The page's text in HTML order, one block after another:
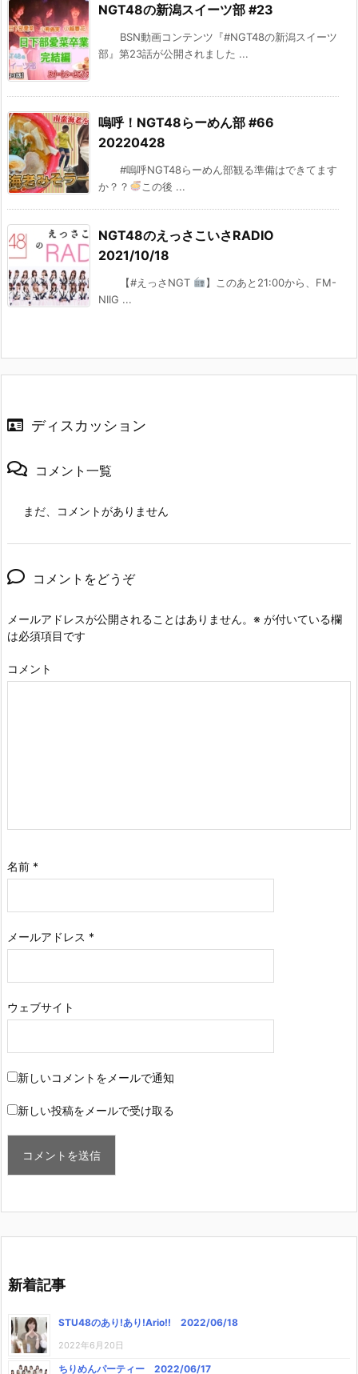
NGT48の新潟スイーツ部 #23
BSN動画コンテンツ『#NGT48の新潟スイーツ
部』第23話が公開されました ...
嗚呼！NGT48らーめん部 #66
20220428
#嗚呼NGT48らーめん部観る準備はできてます
か？？
この後 ...
NGT48のえっさこいさRADIO
2021/10/18
【#えっさNGT
】このあと21:00から、FM-
NIIG ...
ディスカッション
コメント一覧
まだ、コメントがありません
コメントをどうぞ
メールアドレスが公開されることはありません。 ※ が付いている欄
は必須項目です
コメント
名前 *
メールアドレス *
ウェブサイト
新しいコメントをメールで通知
新しい投稿をメールで受け取る
新着記事
STU48のあり!あり!Ario!! 2022/06/18
2022年6月20日
ちりめんパーティー 2022/06/17